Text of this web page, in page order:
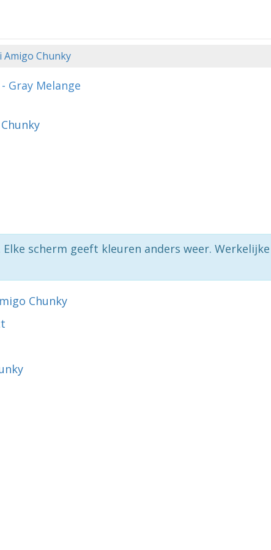
Amigo Chunky
Gray Melange
scherm geeft kleuren anders weer.
Chunky